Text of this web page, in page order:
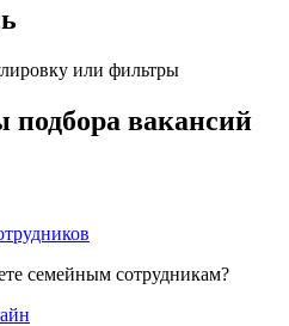
или фильтры
вакансий
семейным сотрудникам?